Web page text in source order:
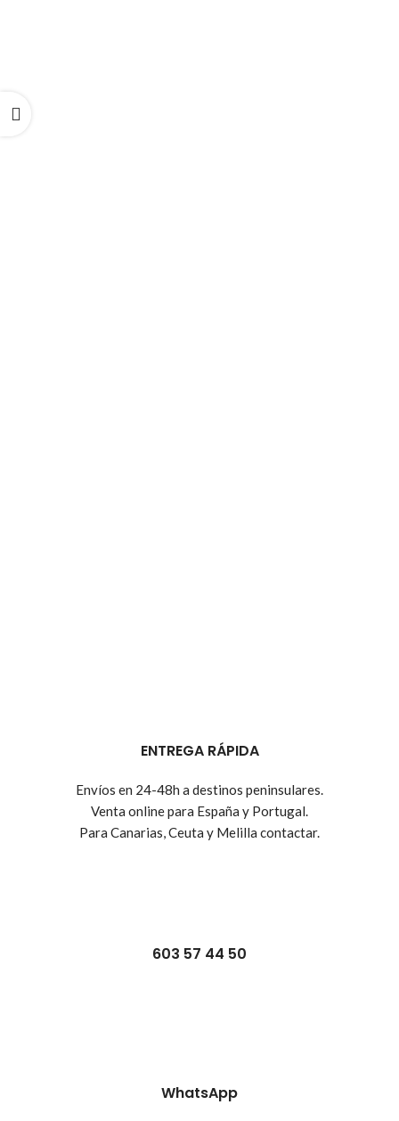
ENTREGA RÁPIDA
Envíos en 24-48h a destinos peninsulares.
Venta online para España y Portugal.
Para Canarias, Ceuta y Melilla contactar.
603 57 44 50
WhatsApp